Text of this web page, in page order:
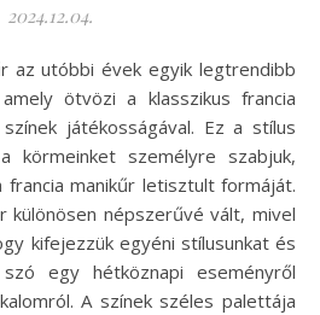
2024.12.04.
ötvözi a klasszikus francia
játékosságával. Ez a stílus
körmeinket személyre szabjuk,
francia manikűr letisztult formáját.
különösen népszerűvé vált, mivel
kifejezzük egyéni stílusunkat és
egy hétköznapi eseményről
A színek széles palettája